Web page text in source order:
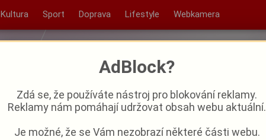
Kultura Sport Doprava Lifestyle Webkamera
AdBlock?
Zdá se, že používáte nástroj pro blokování reklamy.
Reklamy nám pomáhají udržovat obsah webu aktuální.
Je možné, že se Vám nezobrazí některé části webu.